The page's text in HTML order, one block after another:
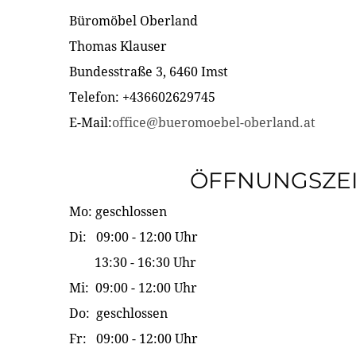
Büromöbel Oberland
Thomas Klauser
Bundesstraße 3, 6460 Imst
Telefon: +436602629745
E-Mail:office@bueromoebel-oberland.at
Mo: geschlossen
Di: 09:00 - 12:00 Uhr
13:30 - 16:30 Uhr
Mi: 09:00 - 12:00 Uhr
Do: geschlossen
Fr: 09:00 - 12:00 Uhr